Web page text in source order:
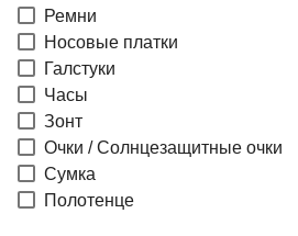
Ремни
Носовые платки
Галстуки
Часы
Зонт
Очки / Солнцезащитные очки
Сумка
Полотенце